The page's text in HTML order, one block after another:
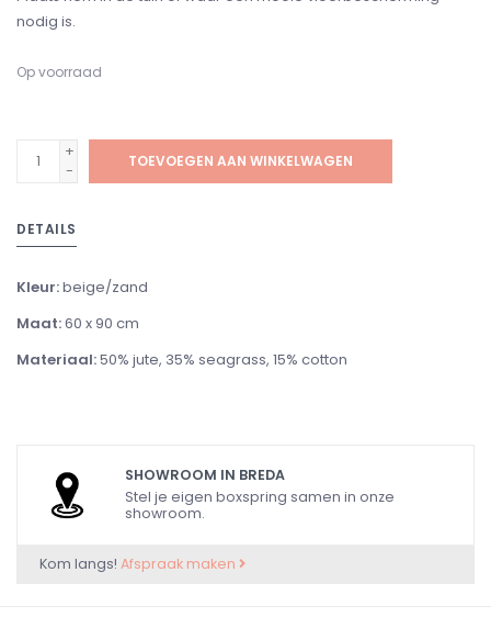
nodig is.
Op voorraad
+
-
TOEVOEGEN AAN WINKELWAGEN
DETAILS
Kleur:beige/zand
Maat:60 x 90 cm
Materiaal:50% jute, 35% seagrass, 15% cotton
SHOWROOM IN BREDA
Stel je eigen boxspring samen in onze
showroom.
Kom langs! Afspraak maken